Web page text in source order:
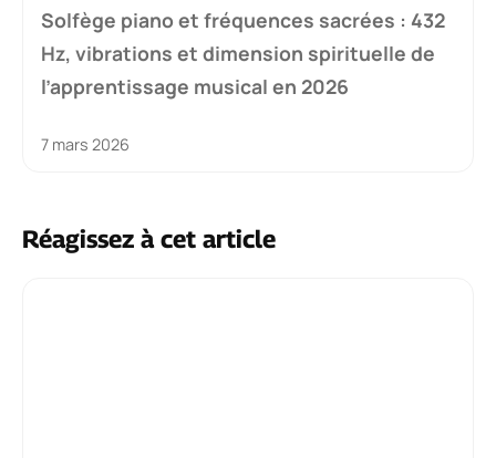
Solfège piano et fréquences sacrées : 432
Hz, vibrations et dimension spirituelle de
l’apprentissage musical en 2026
7 mars 2026
Réagissez à cet article